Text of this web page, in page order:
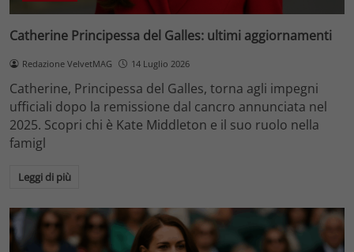
Catherine Principessa del Galles: ultimi aggiornamenti
Redazione VelvetMAG 14 Luglio 2026
Catherine, Principessa del Galles, torna agli impegni
ufficiali dopo la remissione dal cancro annunciata nel
2025. Scopri chi è Kate Middleton e il suo ruolo nella
famigl
Leggi di più